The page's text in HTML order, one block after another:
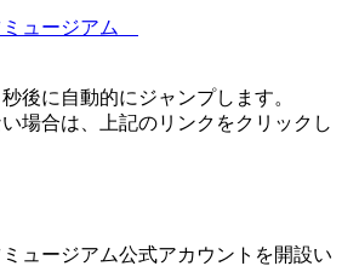
ミュージアム
後に自動的にジャンプします。
場合は、上記のリンクをクリックし
ュージアム公式アカウントを開設い